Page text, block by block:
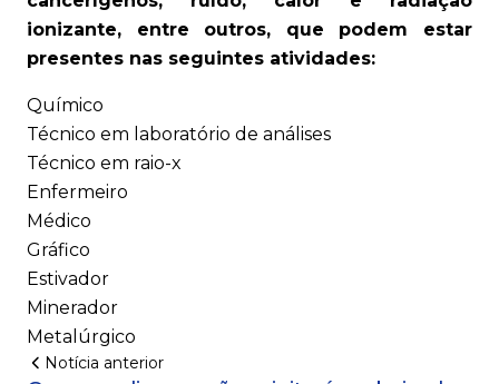
ionizante, entre outros, que podem estar
presentes nas seguintes atividades:
Químico
Técnico em laboratório de análises
Técnico em raio-x
Enfermeiro
Médico
Gráfico
Estivador
Minerador
Metalúrgico
Notícia anterior